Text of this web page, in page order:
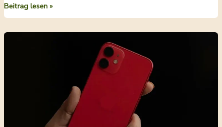
Rittertraum
und
Beitrag lesen »